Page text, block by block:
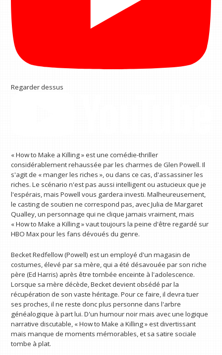
Regarder dessus
« How to Make a Killing » est une comédie-thriller
considérablement rehaussée par les charmes de Glen Powell. Il
s'agit de « manger les riches », ou dans ce cas, d'assassiner les
riches. Le scénario n'est pas aussi intelligent ou astucieux que je
l'espérais, mais Powell vous gardera investi. Malheureusement,
le casting de soutien ne correspond pas, avec Julia de Margaret
Qualley, un personnage qui ne clique jamais vraiment, mais
« How to Make a Killing » vaut toujours la peine d'être regardé sur
HBO Max pour les fans dévoués du genre.
Becket Redfellow (Powell) est un employé d'un magasin de
costumes, élevé par sa mère, qui a été désavouée par son riche
père (Ed Harris) après être tombée enceinte à l'adolescence.
Lorsque sa mère décède, Becket devient obsédé par la
récupération de son vaste héritage. Pour ce faire, il devra tuer
ses proches, il ne reste donc plus personne dans l'arbre
généalogique à part lui. D'un humour noir mais avec une logique
narrative discutable, « How to Make a Killing » est divertissant
mais manque de moments mémorables, et sa satire sociale
tombe à plat.